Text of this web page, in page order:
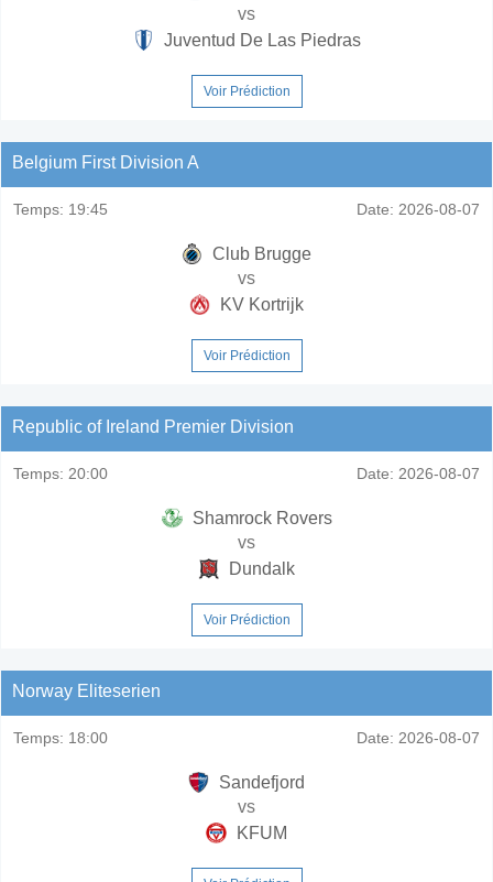
vs
Juventud De Las Piedras
Voir Prédiction
Belgium First Division A
Temps: 19:45 Date: 2026-08-07
Club Brugge
vs
KV Kortrijk
Voir Prédiction
Republic of Ireland Premier Division
Temps: 20:00 Date: 2026-08-07
Shamrock Rovers
vs
Dundalk
Voir Prédiction
Norway Eliteserien
Temps: 18:00 Date: 2026-08-07
Sandefjord
vs
KFUM